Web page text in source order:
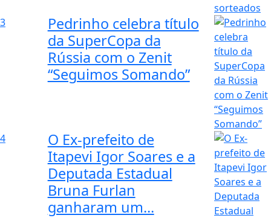
3
Pedrinho celebra título
da SuperCopa da
Rússia com o Zenit
“Seguimos Somando”
4
O Ex-prefeito de
Itapevi Igor Soares e a
Deputada Estadual
Bruna Furlan
ganharam um...